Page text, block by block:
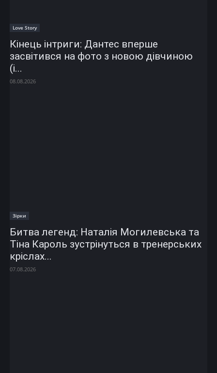
Love Story
Кінець інтриги: Дантес вперше
засвітився на фото з новою дівчиною
(і...
08.08.2026
Зірки
Битва легенд: Наталія Могилевська та
Тіна Кароль зустрінуться в тренерських
кріслах...
07.08.2026